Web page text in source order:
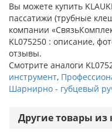
Вы можете купить
пассатижи (трубные
компании
KL075250 : описание,
отзывы.
Смотрите аналоги
инструмент,
Шарнирно - губцевый
Другие товары из